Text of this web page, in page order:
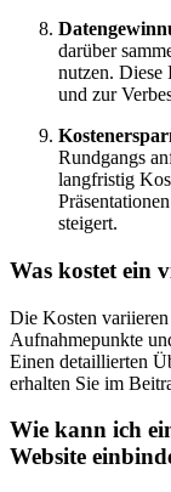
darüber
nutzen. Diese
und zur
Rundgangs
langfristig
steigert.
Was kostet ein
Die Kosten
Aufnahmepunkte
Einen detaillierten
erhalten Sie im
Wie kann ich
Website